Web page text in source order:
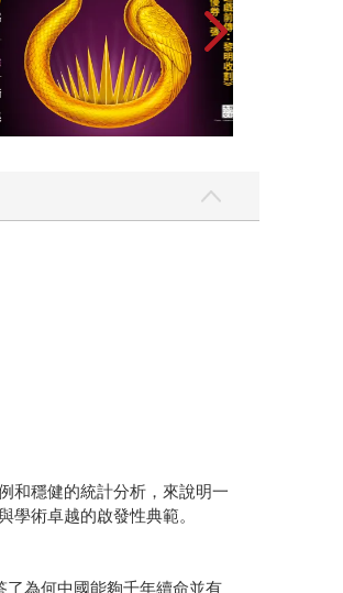
和穩健的統計分析，來說明一
術卓越的啟發性典範。
為何中國能夠千年續命並有